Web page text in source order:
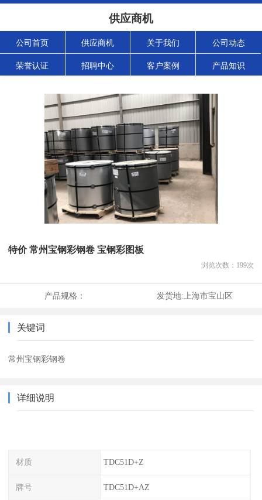
供应商机
公司首页 供应商机 关于我们 公司动态
荣誉认证 招聘中心 客户案例 产品知识
特价 常州宝钢彩钢卷 宝钢彩图板
浏览次数： 199次
产品规格： 发货地: 上海市宝山区
关键词
常州宝钢彩钢卷
详细说明
材质 TDC51D+Z
牌号 TDC51D+AZ